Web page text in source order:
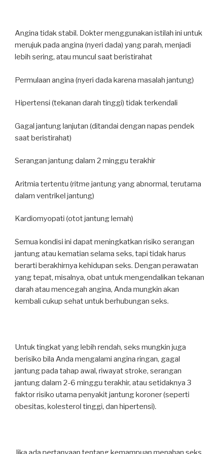
Angina tidak stabil. Dokter menggunakan istilah ini untuk
merujuk pada angina (nyeri dada) yang parah, menjadi
lebih sering, atau muncul saat beristirahat
Permulaan angina (nyeri dada karena masalah jantung)
Hipertensi (tekanan darah tinggi) tidak terkendali
Gagal jantung lanjutan (ditandai dengan napas pendek
saat beristirahat)
Serangan jantung dalam 2 minggu terakhir
Aritmia tertentu (ritme jantung yang abnormal, terutama
dalam ventrikel jantung)
Kardiomyopati (otot jantung lemah)
Semua kondisi ini dapat meningkatkan risiko serangan
jantung atau kematian selama seks, tapi tidak harus
berarti berakhirnya kehidupan seks. Dengan perawatan
yang tepat, misalnya, obat untuk mengendalikan tekanan
darah atau mencegah angina, Anda mungkin akan
kembali cukup sehat untuk berhubungan seks.
Untuk tingkat yang lebih rendah, seks mungkin juga
berisiko bila Anda mengalami angina ringan, gagal
jantung pada tahap awal, riwayat stroke, serangan
jantung dalam 2-6 minggu terakhir, atau setidaknya 3
faktor risiko utama penyakit jantung koroner (seperti
obesitas, kolesterol tinggi, dan hipertensi).